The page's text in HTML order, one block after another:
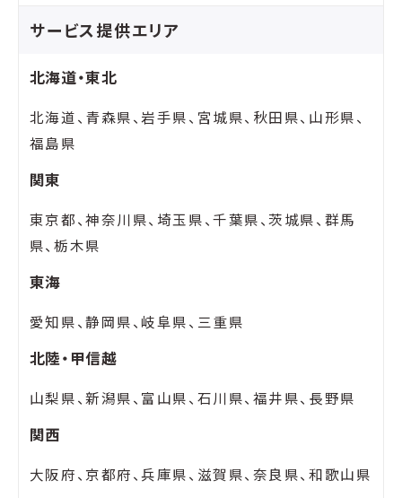
サービス提供エリア
北海道・東北
北海道、青森県、岩手県、宮城県、秋田県、山形県、
福島県
関東
東京都、神奈川県、埼玉県、千葉県、茨城県、群馬
県、栃木県
東海
愛知県、静岡県、岐阜県、三重県
北陸・甲信越
山梨県、新潟県、富山県、石川県、福井県、長野県
関西
大阪府、京都府、兵庫県、滋賀県、奈良県、和歌山県